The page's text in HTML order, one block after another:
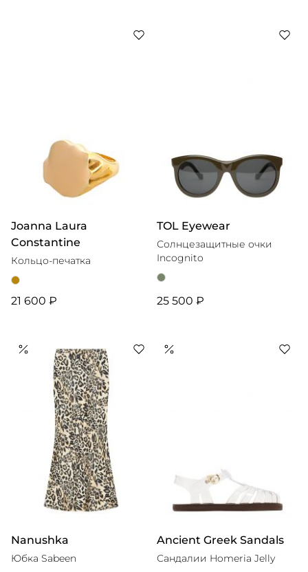
Joanna Laura
Constantine
Кольцо-печатка
21 600 ₽
TOL Eyewear
Солнцезащитные очки
Incognito
25 500 ₽
Nanushka
Юбка Sabeen
Ancient Greek Sandals
Сандалии Homeria Jelly